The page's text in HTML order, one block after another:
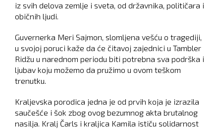
iz svih delova zemlje i sveta, od državnika, političara i
običnih ljudi.
Guvernerka Meri Sajmon, slomljena vešću o tragediji,
u svojoj poruci kaže da će čitavoj zajednici u Tambler
Ridžu u narednom periodu biti potrebna sva podrška i
ljubav koju možemo da pružimo u ovom teškom
trenutku.
Kraljevska porodica jedna je od prvih koja je izrazila
saučešće i šok zbog ovog bezumnog akta brutalnog
nasilja. Kralj Čarls i kraljica Kamila ističu solidarnost